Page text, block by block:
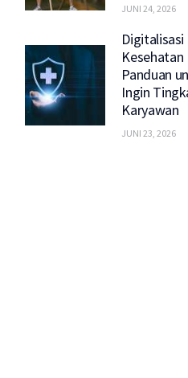
JUNI 24, 2026
Digitalisasi
Kesehatan
Panduan
Ingin
Karyawan
JUNI 23, 2026